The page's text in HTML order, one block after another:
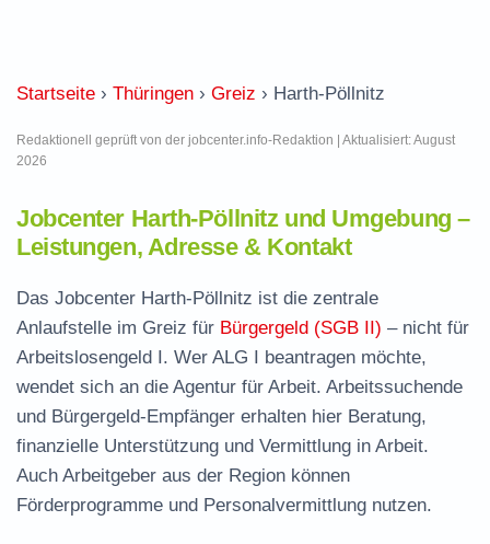
Startseite › Thüringen › Greiz › Harth-Pöllnitz
Redaktionell geprüft von der jobcenter.info-Redaktion | Aktualisiert: August
2026
Jobcenter Harth-Pöllnitz und Umgebung –
Leistungen, Adresse & Kontakt
Das Jobcenter Harth-Pöllnitz ist die zentrale
Anlaufstelle im Greiz für Bürgergeld (SGB II) – nicht für
Arbeitslosengeld I. Wer ALG I beantragen möchte,
wendet sich an die Agentur für Arbeit. Arbeitssuchende
und Bürgergeld-Empfänger erhalten hier Beratung,
finanzielle Unterstützung und Vermittlung in Arbeit.
Auch Arbeitgeber aus der Region können
Förderprogramme und Personalvermittlung nutzen.